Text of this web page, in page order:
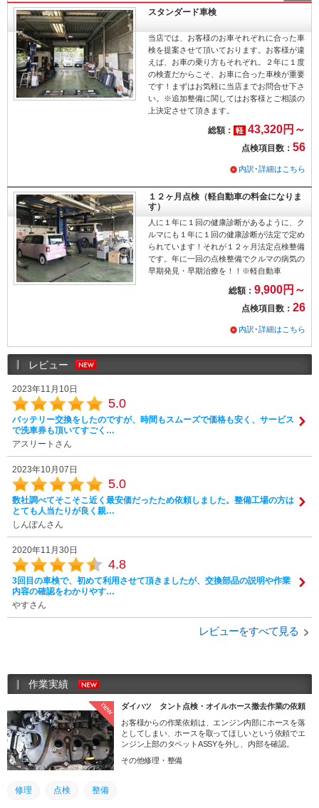
スタンダード車検
当店では、お客様のお車それぞれに合った車
検を提案させて頂いております。お客様が違
えば、お車の乗り方もそれぞれ。２年に１度
の検査だからこそ、お車に合った車検が重要
です！まずはお気軽に当店までお問合せ下さ
い。※追加整備に関してはお客様とご相談の
上決定させて頂きます。
総額： 軽 43,320円～
点検項目数： 56
内訳･詳細はこちら
１２ヶ月点検（軽自動車の料金になりま
す）
人に１年に１回の健康診断があるように、ク
ルマにも１年に１回の健康診断が法定で定め
られています！それが１２ヶ月法定点検整備
です。年に一回の点検整備でクルマの病気の
早期発見・早期治療を！！※軽自動車
総額： 9,900円～
点検項目数： 26
内訳･詳細はこちら
レビュー
2023年11月10日
5.0
バッテリー交換をしたのですが、時間もスムーズで価格も安く、サービス
で洗車券も頂いてすごく…
アスリートさん
2023年10月07日
5.0
数社調べてそこそこ近く最安価だったため依頼しました。整備工場の方は
とても人当たりが良く親…
しんぽんさん
2020年11月30日
4.8
3回目の車検で、初めて利用させて頂きましたが、交換部品の説明や作業
内容の確認をわかりやす…
やすさん
レビューをすべて見る
作業実績
new
ダイハツ タント点検・オイルホース撤去作業の依頼
お客様からの作業依頼は、エンジン内部にホースを落
としてしまい、ホースを取ってほしいという依頼でエ
ンジン上部のタペットASSYを外し、内部を確認。
その他修理・整備
修理 点検 整備